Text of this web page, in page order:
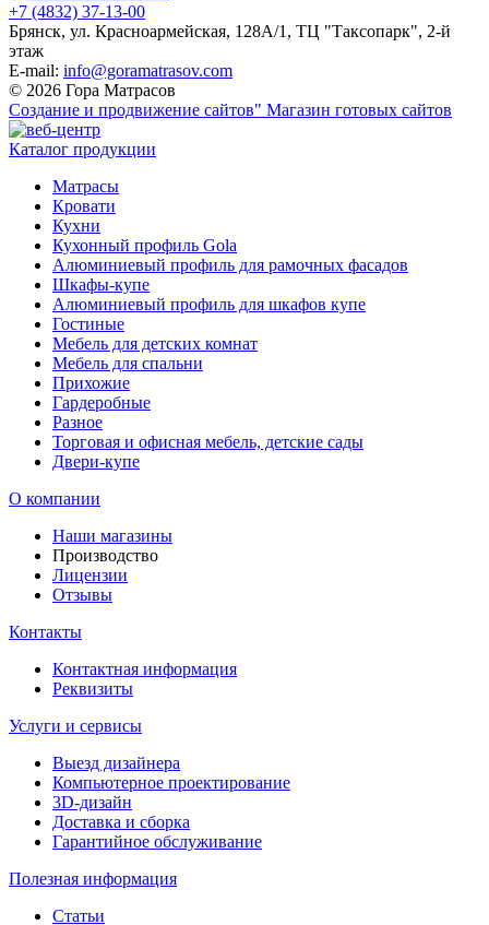
+7 (4832) 37-13-00
Брянск, ул. Красноармейская, 128А/1, ТЦ "Таксопарк", 2-й
этаж
E-mail: info@goramatrasov.com
© 2026 Гора Матрасов
Создание и продвижение сайтов" Магазин готовых сайтов
Каталог продукции
Матрасы
Кровати
Кухни
Кухонный профиль Gola
Алюминиевый профиль для рамочных фасадов
Шкафы-купе
Алюминиевый профиль для шкафов купе
Гостиные
Мебель для детских комнат
Мебель для спальни
Прихожие
Гардеробные
Разное
Торговая и офисная мебель, детские сады
Двери-купе
О компании
Наши магазины
Производство
Лицензии
Отзывы
Контакты
Контактная информация
Реквизиты
Услуги и сервисы
Выезд дизайнера
Компьютерное проектирование
3D-дизайн
Доставка и сборка
Гарантийное обслуживание
Полезная информация
Статьи